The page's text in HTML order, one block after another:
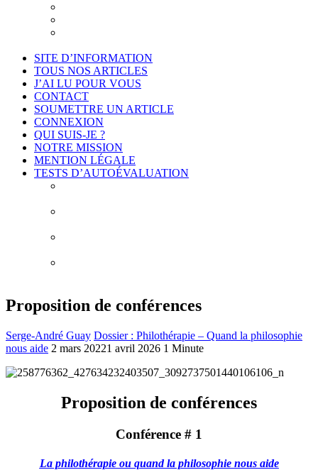
SITE D’INFORMATION
TOUS NOS ARTICLES
J’AI LU POUR VOUS
CONTACT
SOUMETTRE UN ARTICLE
CONNEXION
QUI SUIS-JE ?
NOTRE MISSION
MENTION LÉGALE
TESTS D’AUTOÉVALUATION
Proposition de conférences
Serge-André Guay Dossier : Philothérapie – Quand la philosophie
nous aide 2 mars 20221 avril 2026 1 Minute
Proposition de conférences
Conférence # 1
La philothérapie ou quand la philosophie nous aide